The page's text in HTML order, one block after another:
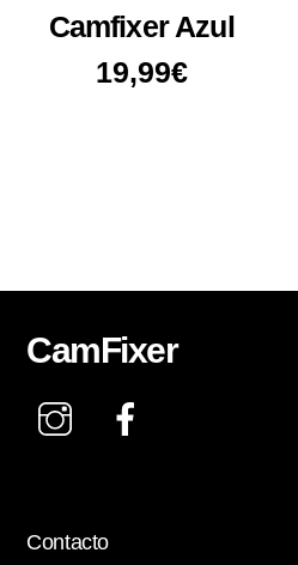
Camfixer Azul
19,99€
CamFixer
Instagram
Contacto